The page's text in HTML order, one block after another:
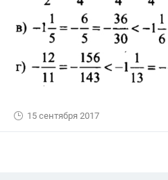
15 сентября 2017